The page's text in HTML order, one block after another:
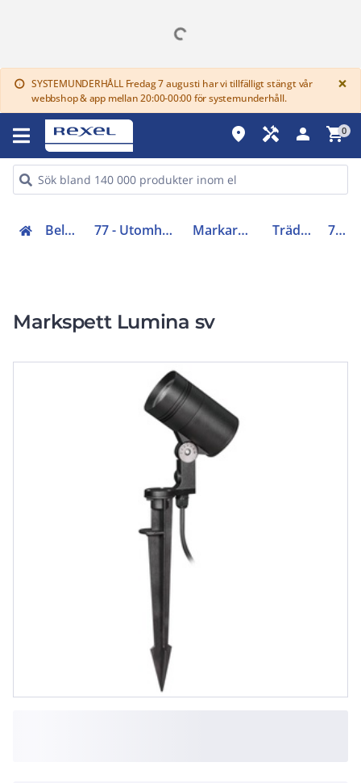
info SYSTEMUNDERHÅLL Fredag 7 augusti har vi tillfälligt stängt vår
webbshop & app mellan 20:00-00:00 för systemunderhåll.
×
place handyman person shopping_cart0
Belysning (70-83) 77 - Utomhusarmaturer och stolpar Markarmaturer och tillbehör Trädgårdsspot LED 7761568
Markspett Lumina sv